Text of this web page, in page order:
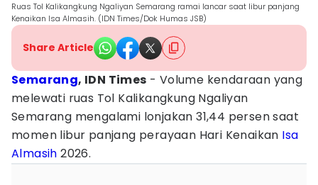
Ruas Tol Kalikangkung Ngaliyan Semarang ramai lancar saat libur panjang
Kenaikan Isa Almasih. (IDN Times/Dok Humas JSB)
Share Article
Semarang, IDN Times - Volume kendaraan yang
melewati ruas Tol Kalikangkung Ngaliyan
Semarang mengalami lonjakan 31,44 persen saat
momen libur panjang perayaan Hari Kenaikan Isa
Almasih 2026.